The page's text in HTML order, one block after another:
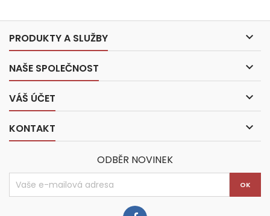
PRODUKTY A SLUŽBY 
NAŠE SPOLEČNOST 
VÁŠ ÚČET 
KONTAKT 
ODBĚR NOVINEK